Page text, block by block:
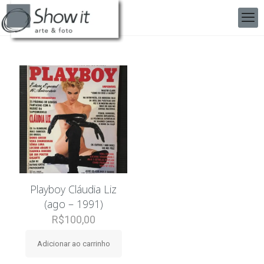
Playboy Cláudia Liz
(ago – 1991)
R$100,00
Adicionar ao carrinho